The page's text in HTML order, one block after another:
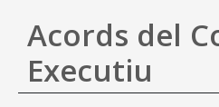
Acords del
Executiu